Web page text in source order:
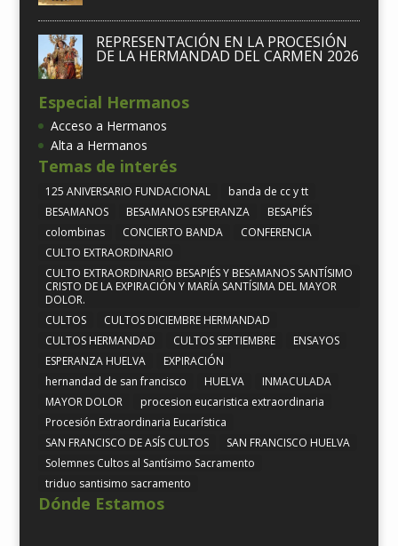
REPRESENTACIÓN EN LA PROCESIÓN
DE LA HERMANDAD DEL CARMEN 2026
Especial Hermanos
Acceso a Hermanos
Alta a Hermanos
Temas de interés
125 ANIVERSARIO FUNDACIONAL
banda de cc y tt
BESAMANOS
BESAMANOS ESPERANZA
BESAPIÉS
colombinas
CONCIERTO BANDA
CONFERENCIA
CULTO EXTRAORDINARIO
CULTO EXTRAORDINARIO BESAPIÉS Y BESAMANOS SANTÍSIMO
CRISTO DE LA EXPIRACIÓN Y MARÍA SANTÍSIMA DEL MAYOR
DOLOR.
CULTOS
CULTOS DICIEMBRE HERMANDAD
CULTOS HERMANDAD
CULTOS SEPTIEMBRE
ENSAYOS
ESPERANZA HUELVA
EXPIRACIÓN
hernandad de san francisco
HUELVA
INMACULADA
MAYOR DOLOR
procesion eucaristica extraordinaria
Procesión Extraordinaria Eucarística
SAN FRANCISCO DE ASÍS CULTOS
SAN FRANCISCO HUELVA
Solemnes Cultos al Santísimo Sacramento
triduo santisimo sacramento
Dónde Estamos